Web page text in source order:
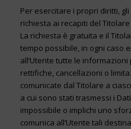
Per esercitare i propri diritti,
richiesta ai recapiti del
La richiesta è gratuita e il
tempo possibile, in ogni caso
all’Utente tutte le
rettifiche, cancellazioni o
comunicate dal Titolare a
a cui sono stati trasmessi i
impossibile o implichi uno
comunica all’Utente tali